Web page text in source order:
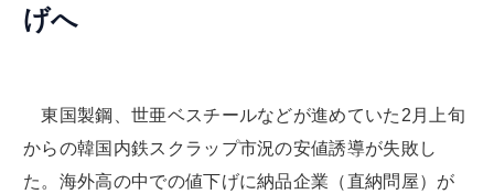
げへ
東国製鋼、世亜ベスチールなどが進めていた2月上旬
からの韓国内鉄スクラップ市況の安値誘導が失敗し
た。海外高の中での値下げに納品企業（直納問屋）が